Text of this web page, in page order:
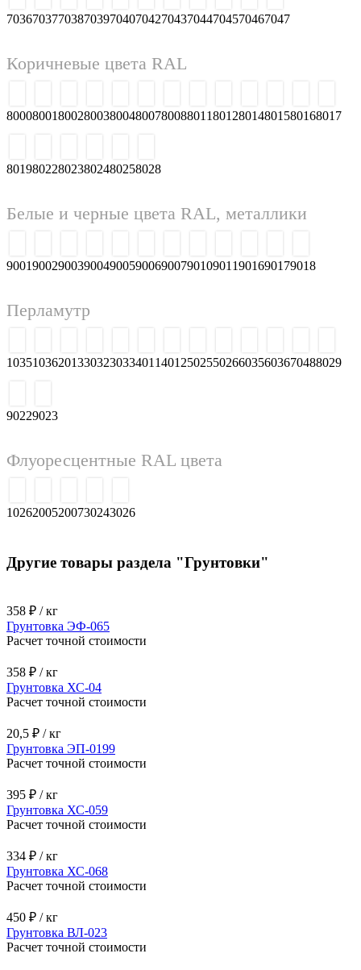
70367037703870397040704270437044704570467047
Коричневые цвета RAL
8000800180028003800480078008801180128014801580168017
801980228023802480258028
Белые и черные цвета RAL, металлики
900190029003900490059006900790109011901690179018
Перламутр
1035103620133032303340114012502550266035603670488029
90229023
Флуоресцентные RAL цвета
10262005200730243026
Другие товары раздела "Грунтовки"
358 ₽ / кг
Грунтовка ЭФ-065
Расчет точной стоимости
358 ₽ / кг
Грунтовка ХС-04
Расчет точной стоимости
20,5 ₽ / кг
Грунтовка ЭП-0199
Расчет точной стоимости
395 ₽ / кг
Грунтовка ХС-059
Расчет точной стоимости
334 ₽ / кг
Грунтовка ХС-068
Расчет точной стоимости
450 ₽ / кг
Грунтовка ВЛ-023
Расчет точной стоимости